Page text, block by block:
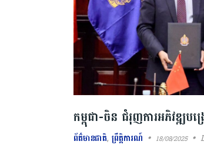
កម្ពុជា-ចិន ជំរុញ​ការ​អភិវឌ្ឍប
ព័ត៌មានជាតិ, ព្រឹត្តិការណ៍ 18/08/2025